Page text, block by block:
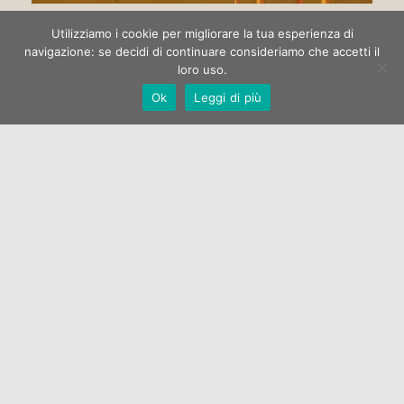
Circo di strada
La Galleria Open One apre la stagione espositiva 2022 con la
mostra di pittura “Circo di strada” dell’artista Marco
Manzella.…
Utilizziamo i cookie per migliorare la tua esperienza di
navigazione: se decidi di continuare consideriamo che accetti il
loro uso.
Ok
Leggi di più